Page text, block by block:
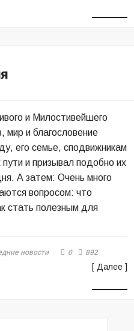
и Милостивейшего
мир и благословение
его семье, сподвижникам
и призывал подобно их
А затем: Очень много
вопросом: что
стать полезным для
новости 0 892
[ Далее ]